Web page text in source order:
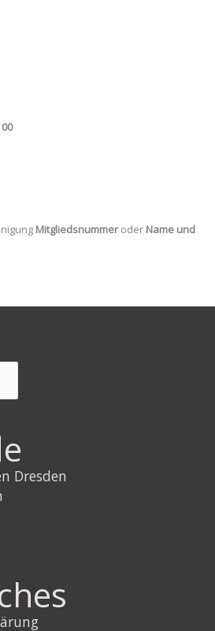
Mitgliedsnummeroder Name und
Dresden